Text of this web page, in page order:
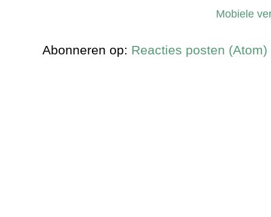
Mobiele
Abonneren op: Reacties posten (Atom)